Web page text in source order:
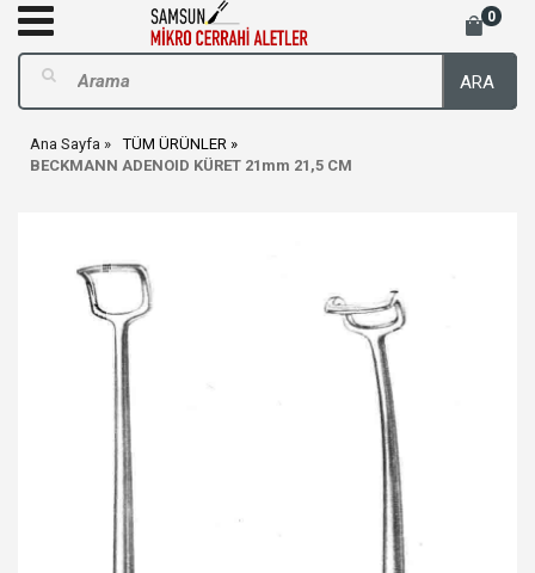
0
ARA
Ana Sayfa
TÜM ÜRÜNLER
BECKMANN ADENOID KÜRET 21mm 21,5 CM